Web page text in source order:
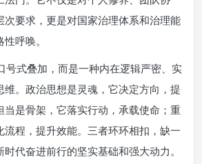
次要求，更是对国家治理体系和治理能
呼唤。
号式叠加，而是一种内在逻辑严密、实
维。政治思想是灵魂，它决定方向，提
当是骨架，它落实行动，承载使命；重
流程，提升效能。三者环环相扣，缺一
代奋进前行的坚实基础和强大动力。